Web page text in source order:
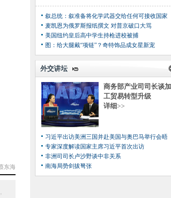
东海
叙总统：叙准备将化学武器交给任何可接收国家
麦凯恩为俄罗斯报纸撰文 对普京破口大骂
美国纽约皇后高中学生持枪进校被捕
图：给大腿戴“项链”？奇特饰品成女星新宠
外交讲坛
商务部产业司司长谈加
工贸易转型升级
详细>>
习近平出访美洲三国并赴美国与奥巴马举行会晤
专家深度解读国家主席习近平首次出访
非洲司司长卢沙野谈中非关系
南海局势剑拔弩张